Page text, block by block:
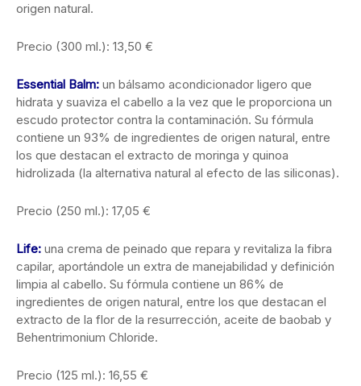
origen natural.
Precio (300 ml.): 13,50 €
Essential Balm: un bálsamo acondicionador ligero que
hidrata y suaviza el cabello a la vez que le proporciona un
escudo protector contra la contaminación. Su fórmula
contiene un 93% de ingredientes de origen natural, entre
los que destacan el extracto de moringa y quinoa
hidrolizada (la alternativa natural al efecto de las siliconas).
Precio (250 ml.): 17,05 €
Life: una crema de peinado que repara y revitaliza la fibra
capilar, aportándole un extra de manejabilidad y definición
limpia al cabello. Su fórmula contiene un 86% de
ingredientes de origen natural, entre los que destacan el
extracto de la flor de la resurrección, aceite de baobab y
Behentrimonium Chloride.
Precio (125 ml.): 16,55 €